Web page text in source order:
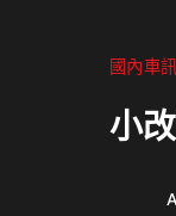
國內車訊
小